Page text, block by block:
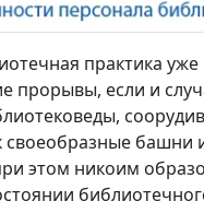
практика
прорывы, если и
своеобразные башни
этом никоим